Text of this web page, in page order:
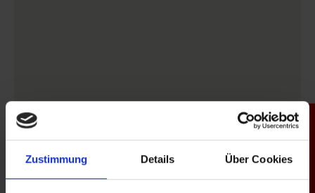
Zustimmung Details Über CookiesProductfinder